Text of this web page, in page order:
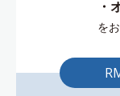
・
を